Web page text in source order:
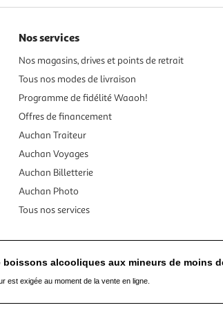
Nos services
Nos magasins, drives et points de retrait
Tous nos modes de livraison
Programme de fidélité Waaoh!
Offres de financement
Auchan Traiteur
Auchan Voyages
Auchan Billetterie
Auchan Photo
Tous nos services
alcooliques aux mineurs de moins
est exigée au moment de la vente en ligne.